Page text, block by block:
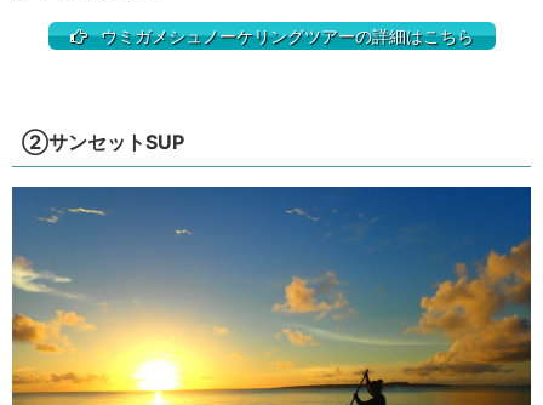
ウミガメシュノーケリングツアーの詳細はこちら
②サンセットSUP